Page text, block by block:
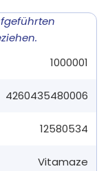
1000001
4260435480006
12580534
Vitamaze